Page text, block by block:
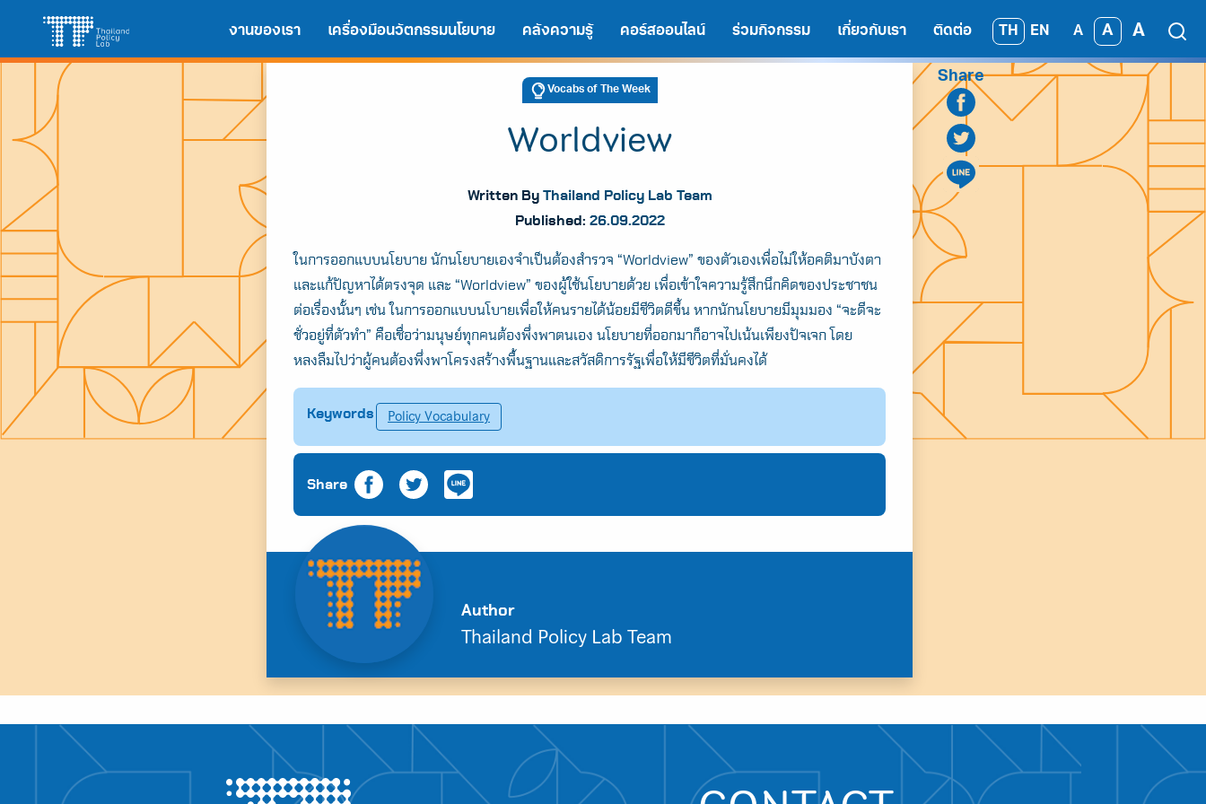
content
งานของเรา เครื่องมือนวัตกรรมนโยบาย คลังความรู้ คอร์สออนไลน์ ร่วมกิจกรรม เกี่ยวกับเรา ติดต่อ TH EN A A A
A A A
Search
for:
Vocabs of The Week
Worldview
Written By Thailand Policy Lab Team
Published: 26.09.2022
Share
ในการออกแบบนโยบาย นักนโยบายเองจำเป็นต้องสำรวจ “Worldview” ของตัวเองเพื่อไม่ให้อคติมาบังตา
และแก้ปัญหาได้ตรงจุด และ “Worldview” ของผู้ใช้นโยบายด้วย เพื่อเข้าใจความรู้สึกนึกคิดของประชาชน
ต่อเรื่องนั้นๆ เช่น ในการออกแบบนโบายเพื่อให้คนรายได้น้อยมีชีวิตดีขึ้น หากนักนโยบายมีมุมมอง “จะดีจะ
ชั่วอยู่ที่ตัวทำ” คือเชื่อว่ามนุษย์ทุกคนต้องพึ่งพาตนเอง นโยบายที่ออกมาก็อาจไปเน้นเพียงปัจเจก โดย
หลงลืมไปว่าผู้คนต้องพึ่งพาโครงสร้างพื้นฐานและสวัสดิการรัฐเพื่อให้มีชีวิตที่มั่นคงได้
Keywords Policy Vocabulary
Share
Author
Thailand Policy Lab Team